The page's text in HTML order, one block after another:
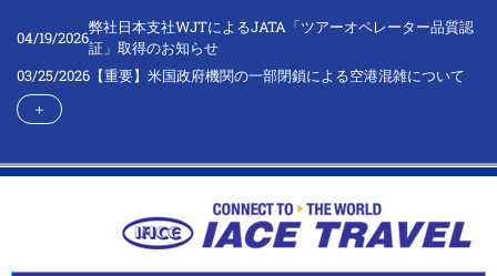
04/19/2026
弊社日本支社WJTによるJATA「ツアーオペレーター品質認
証」取得のお知らせ
03/25/2026 【重要】米国政府機関の一部閉鎖による空港混雑について
＋